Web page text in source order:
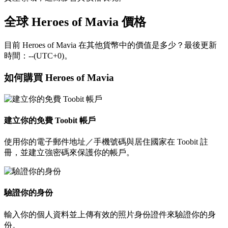
全球 Heroes of Mavia 價格
目前 Heroes of Mavia 在其他貨幣中的價值是多少？最後更新
時間：--(UTC+0)。
如何購買 Heroes of Mavia
建立你的免費 Toobit 帳戶
使用你的電子郵件地址／手機號碼與居住國家在 Toobit 註
冊，並建立強密碼來保護你的帳戶。
驗證你的身份
輸入你的個人資料並上傳有效的照片身份證件來驗證你的身
份。